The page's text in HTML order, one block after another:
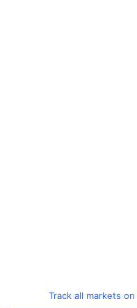
Track all markets